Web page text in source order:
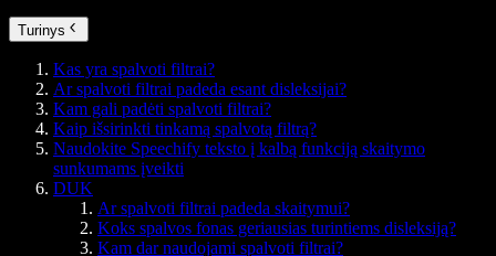
Turinys
Kas yra spalvoti filtrai?
Ar spalvoti filtrai padeda esant disleksijai?
Kam gali padėti spalvoti filtrai?
Kaip išsirinkti tinkamą spalvotą filtrą?
Naudokite Speechify teksto į kalbą funkciją skaitymo
sunkumams įveikti
DUK
Ar spalvoti filtrai padeda skaitymui?
Koks spalvos fonas geriausias turintiems disleksiją?
Kam dar naudojami spalvoti filtrai?